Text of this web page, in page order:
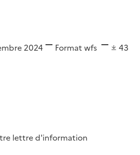
2024 Format wfs
43
lettre d'information